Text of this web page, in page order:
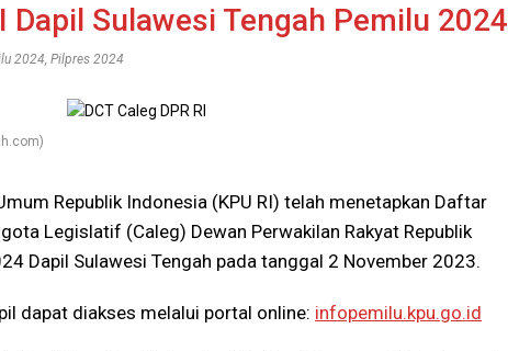
Dapil Sulawesi Tengah Pemilu 2024
2024 Pilpres 2024
Republik Indonesia (KPU RI) telah menetapkan Daftar
Legislatif (Caleg) Dewan Perwakilan Rakyat Republik
Dapil Sulawesi Tengah pada tanggal 2 November 2023.
dapat diakses melalui portal online: infopemilu.kpu.go.id